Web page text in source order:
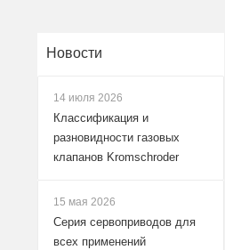
Новости
14 июля 2026
Классификация и
разновидности газовых
клапанов Kromschroder
15 мая 2026
Серия сервоприводов для
всех применений